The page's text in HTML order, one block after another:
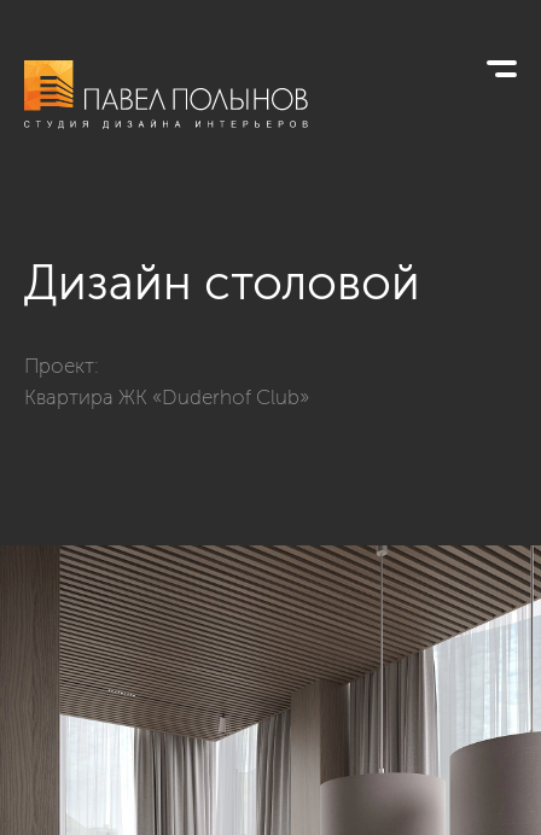
Дизайн столовой
Проект:
Квартира ЖК «Duderhof Club»